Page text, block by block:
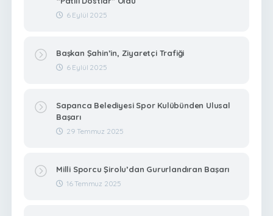
6 Eylül 2025
Başkan Şahin’in, Ziyaretçi Trafiği
6 Eylül 2025
Sapanca Belediyesi Spor Kulübünden Ulusal
Başarı
29 Temmuz 2025
Milli Sporcu Şirolu’dan Gururlandıran Başarı
16 Temmuz 2025